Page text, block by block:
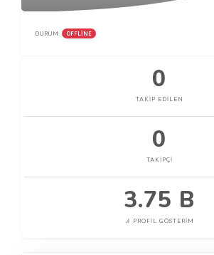
DURUM: OFFLINE
0
TAKIP EDILEN
0
TAKIPÇI
3.75 B
PROFIL GÖSTERIM